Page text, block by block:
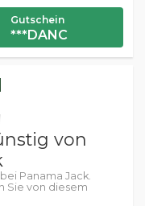
Gutschein
***DANC
von
Panama Jack.
Sie von diesem